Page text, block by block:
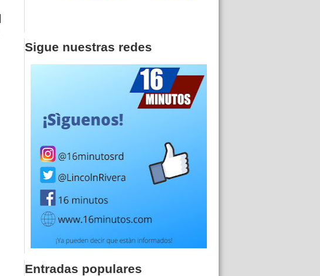
Sigue nuestras redes
Entradas populares